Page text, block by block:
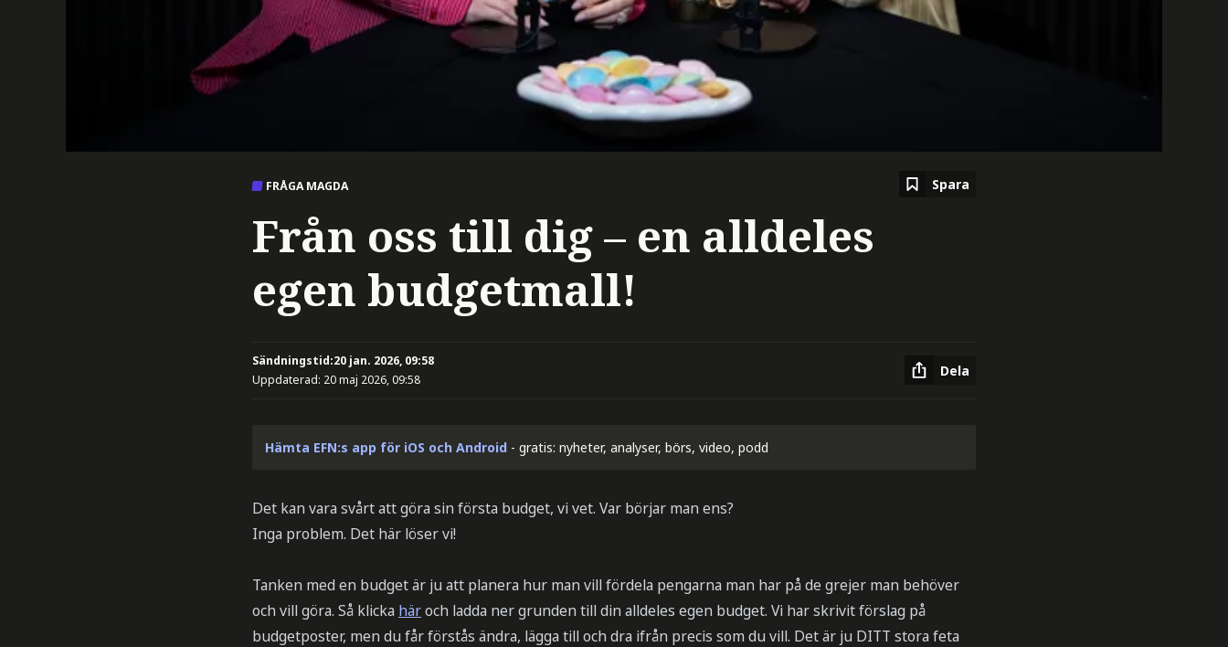
FRÅGA MAGDA Spara
Från oss till dig – en alldeles
egen budgetmall!
Sändningstid:20 jan. 2026, 09:58
Uppdaterad: 20 maj 2026, 09:58
Dela
Hämta EFN:s app för iOS och Android - gratis: nyheter, analyser, börs, video, podd
Det kan vara svårt att göra sin första budget, vi vet. Var börjar man ens?
Inga problem. Det här löser vi!
Tanken med en budget är ju att planera hur man vill fördela pengarna man har på de grejer man behöver
och vill göra. Så klicka häroch ladda ner grunden till din alldeles egen budget. Vi har skrivit förslag på
budgetposter, men du får förstås ändra, lägga till och dra ifrån precis som du vill. Det är ju DITT stora feta